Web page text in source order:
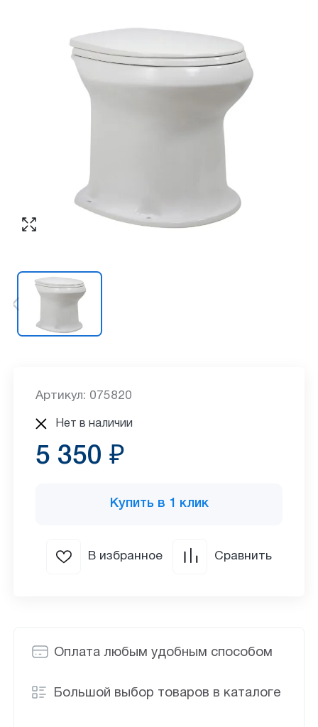
Оплата любым удобным способом
Большой выбор товаров в каталоге
Артикул: 075820
Нет в наличии
5 350 ₽
Купить в 1 клик
В избранное Сравнить
данных в соответствии с
конфиденциальности
политикой
КУПИТЬ